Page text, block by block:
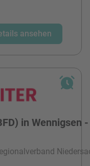
ansehen
in Wennigsen